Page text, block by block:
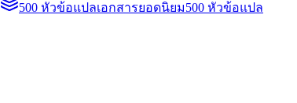
500 หัวข้อแปลเอกสารยอดนิยม500 หัวข้อแปล